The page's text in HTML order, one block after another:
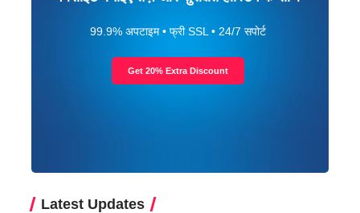
99.9% अपटाइम • फ्री SSL • 24/7 सपोर्ट
Get 20% Extra Discount
Latest Updates